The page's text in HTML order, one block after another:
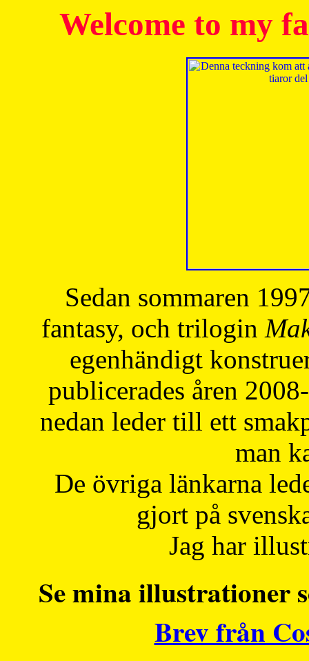
Welcome to my
Sedan sommaren
fantasy, och trilogin
egenhändigt
publicerades åren
nedan leder till ett
man
De övriga länkarna
gjort på
Jag har
Se mina illustrationer
Brev från